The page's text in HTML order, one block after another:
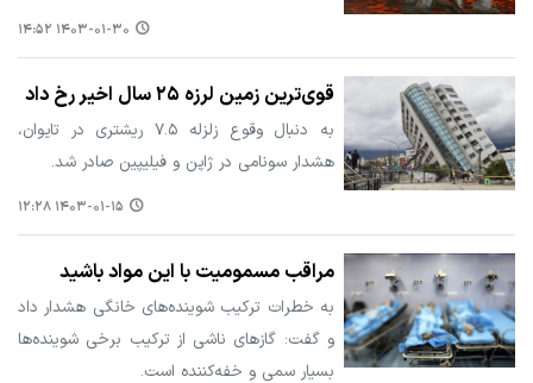
۱۴۰۳-۰۱-۳۰ ۱۴:۵۲
قوی‌ترین زمین لرزه ۲۵ سال اخیر رخ داد
به دنبال وقوع زلزله‌ ۷.۵ ریشتری در تایوان،
هشدار سونامی در ژاپن و فیلیپین صادر شد.
۱۴۰۳-۰۱-۱۵ ۱۲:۲۸
مراقب مسمومیت با این مواد باشید
به خطرات ترکیب شوینده‌های خانگی هشدار داد
و گفت: گازهای ناشی از ترکیب برخی شوینده‌ها
بسیار سمی و خفه‌کننده است.